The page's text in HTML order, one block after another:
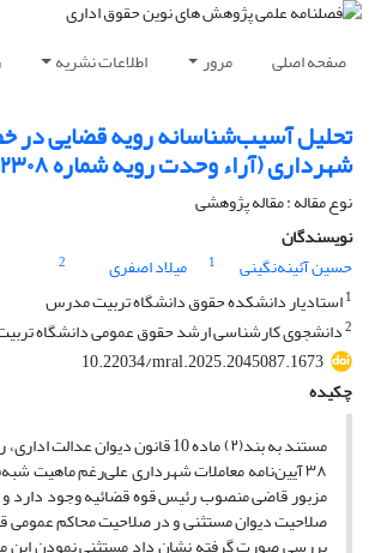
صفحه اصلی مرور اطلاعات نشریه
شهرداری (آراء وحدت رویه شماره ۲۳۰۸-۲۳۰۷ دیوان عدالت اداری و شماره ۸۴۹ دیوان عالی کشور)
نوع مقاله : مقاله پژوهشی
نویسندگان
حسین آئینه‌نگینی
1 میلاد اصفری
2
1استادیار دانشکده حقوق دانشگاه تربیت مدرس
2دانشجوی کارشناسی ارشد حقوق عمومی دانشگاه
10.22034/mral.2025.2045087.1673
چکیده
مستند به بند‌(۲) ماده 10
مزبور قاضی منصوب رئیس قوه قضائیه وجود دارد